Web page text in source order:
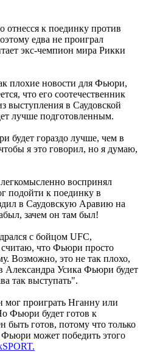
к поединку против
едва не проиграл
экс-чемпион мира Рикки
плохие новости для Фьюри,
что его соотечественник
выступления в Саудовской
лучше подготовленным.
гораздо лучше, чем в
я это говорил, но я думаю,
воспринял
подойти к поединку в
в Саудовскую Аравию на
зачем он там был!
с бойцом UFC,
что Фьюри просто
Возможно, это не так плохо,
Александра Усика Фьюри будет
так выступать".
проиграть Нганну или
Фьюри будет готов к
готов, потому что только
может победить этого